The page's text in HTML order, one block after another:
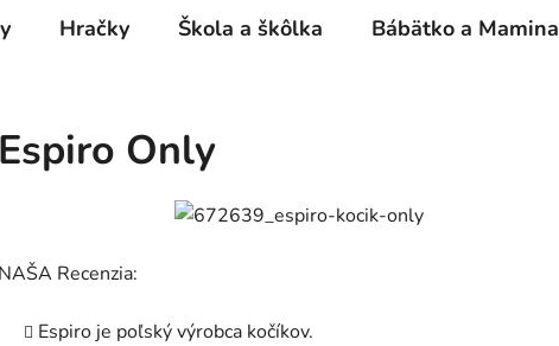
Hračky Škola a škôlka Bábätko a Mamina
Espiro Only
NAŠA Recenzia:
Espiro je poľský výrobca kočíkov.